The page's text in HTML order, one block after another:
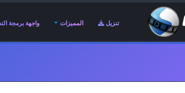
تنزيل المميزات واجهة برمجة